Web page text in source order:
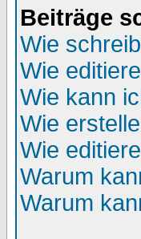
Beiträge
Wie
Wie
Wie kann
Wie
Wie
Warum
Warum